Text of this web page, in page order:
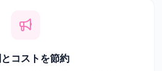
コストを節約